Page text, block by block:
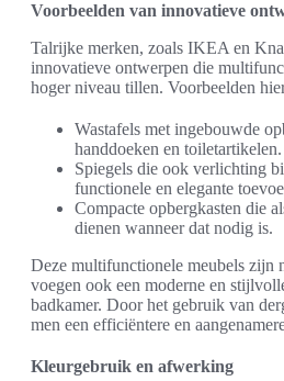
Voorbeelden van innovatieve
Talrijke merken, zoals IKEA en
innovatieve ontwerpen die
hoger niveau tillen. Voorbeelden
Wastafels met ingebouwde
handdoeken en toiletartikelen.
Spiegels die ook verlichting
functionele en elegante
Compacte opbergkasten die
dienen wanneer dat nodig is.
Deze multifunctionele meubels zijn
voegen ook een moderne en
badkamer. Door het gebruik van
men een efficiëntere en
Kleurgebruik en afwerking